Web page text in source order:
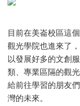
目前在美崙校區這
觀光學院也進來了
以發展好多的文創
類、專業區隔的觀
給前往學習的朋友
灣的未來。